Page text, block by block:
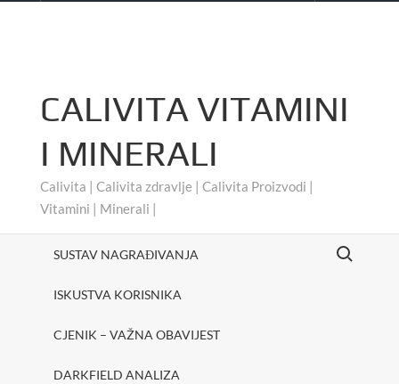
CALIVITA VITAMINI
I MINERALI
Calivita | Calivita zdravlje | Calivita Proizvodi |
Vitamini | Minerali |
SUSTAV NAGRAĐIVANJA
ISKUSTVA KORISNIKA
CJENIK – VAŽNA OBAVIJEST
DARKFIELD ANALIZA
Search for: